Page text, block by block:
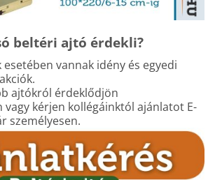
beltéri ajtó érdekli?
esetében vannak idény és egyedi
ajtókról érdeklődjön
vagy kérjen kollégáinktól ajánlatot E-
személyesen.